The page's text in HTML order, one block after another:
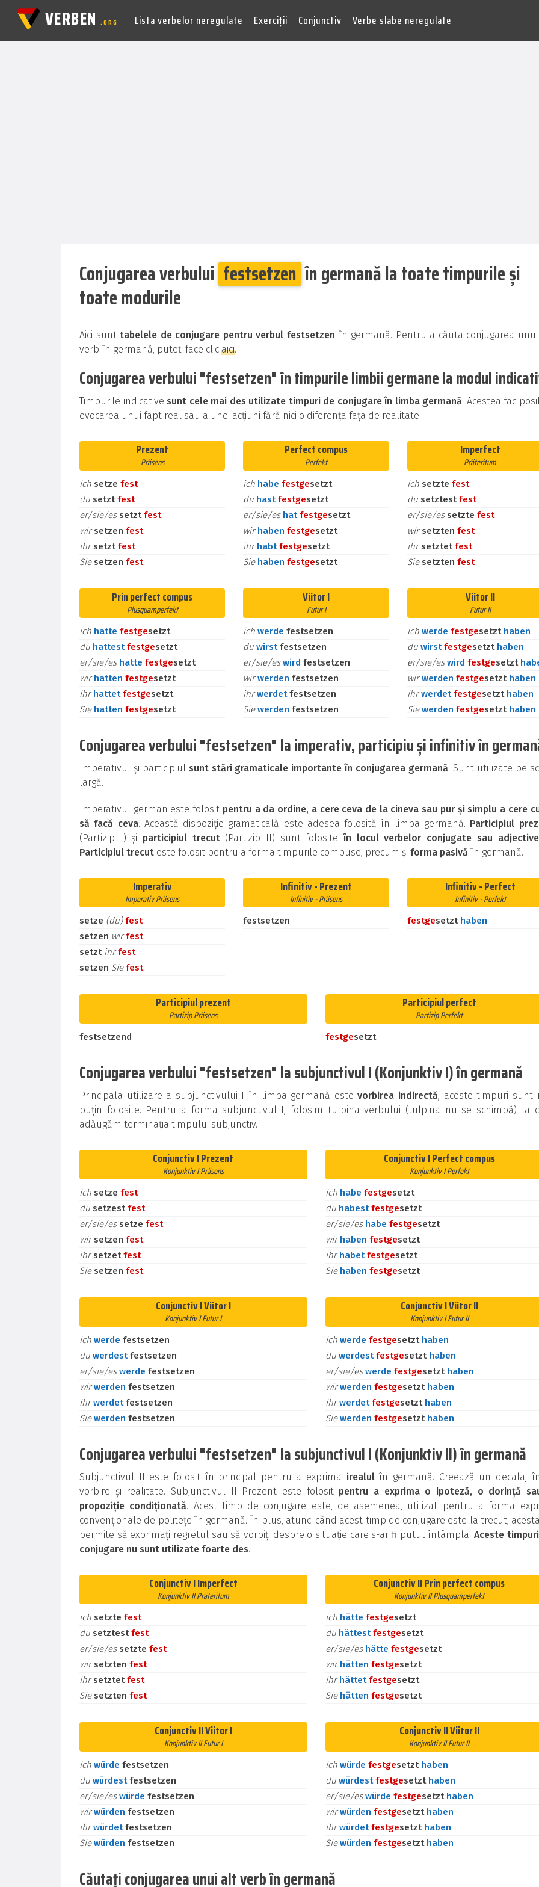
VERBEN.ORG Lista verbelor neregulate Exerciții Conjunctiv Verbe slabe neregulate
Conjugarea verbului festsetzen în germană la toate timpurile și
toate modurile
Aici sunttabelele de conjugare pentru verbul festsetzen în germană. Pentru a căuta conjugarea
verb în germană, puteți face clic aici.
Conjugarea verbului "festsetzen" în timpurile limbii germane la modul
Timpurile indicative sunt cele mai des utilizate timpuri de conjugare în limba germană. Acestea fac
evocarea unui fapt real sau a unei acțiuni fără nici o diferența fața de realitate.
Prezent
Präsens
ich setze fest
du setztfest
er/sie/es setztfest
wirsetzen fest
ihrsetztfest
Sie setzen fest
Perfect compus
Perfekt
ich habefestgesetzt
du hastfestgesetzt
er/sie/es hatfestgesetzt
wirhabenfestgesetzt
ihrhabtfestgesetzt
Sie habenfestgesetzt
Imperfect
Präteritum
ich setzte fest
du setztestfest
er/sie/es setzte fest
wirsetzten fest
ihrsetztetfest
Sie setzten fest
Prin perfect compus
Plusquamperfekt
ich hatte festgesetzt
du hattestfestgesetzt
er/sie/es hatte festgesetzt
wirhatten festgesetzt
ihrhattetfestgesetzt
Sie hatten festgesetzt
Viitor I
Futur I
ichwerdefestsetzen
duwirstfestsetzen
er/sie/eswirdfestsetzen
wirwerdenfestsetzen
ihrwerdetfestsetzen
Siewerdenfestsetzen
Viitor II
Futur II
ich werde festgesetzt haben
du wirstfestgesetzt haben
er/sie/eswird festgesetzt
wirwerden festgesetzt haben
ihrwerdetfestgesetzt haben
Siewerden festgesetzt haben
Conjugarea verbului "festsetzen" la imperativ, participiu și infinitiv în
Imperativul și participiul sunt stări gramaticale importante în conjugarea germană. Sunt utilizate pe
largă.
Imperativul german este folosit pentru a da ordine, a cere ceva de la cineva sau pur și simplu a cere
să facă ceva. Această dispoziție gramaticală este adesea folosită în limba germană. Participiul
(Partizip I) și participiul trecut(Partizip II) sunt folositeîn locul verbelor conjugate sau
Participiul trecut este folosit pentru a forma timpurile compuse, precum și forma pasivă în germană.
Imperativ
Imperativ Präsens
setze (du)fest
setzen wirfest
setzt ihrfest
setzen Siefest
Infinitiv - Prezent
Infinitiv - Präsens
festsetzen
Infinitiv - Perfect
Infinitiv - Perfekt
festgesetzt haben
Participiul prezent
Partizip Präsens
festsetzend
Participiul perfect
Partizip Perfekt
festgesetzt
Conjugarea verbului "festsetzen" la subjunctivul I (Konjunktiv I) în germană
Principala utilizare a subjunctivului I în limba germană estevorbirea indirectă, aceste timpuri sunt
puțin folosite. Pentru a forma subjunctivul I, folosim tulpina verbului (tulpina nu se schimbă) la
adăugăm terminația timpului subjunctiv.
Conjunctiv I Prezent
Konjunktiv I Präsens
ich setze fest
du setzestfest
er/sie/es setze fest
wirsetzen fest
ihrsetzetfest
Sie setzen fest
Conjunctiv I Perfect compus
Konjunktiv I Perfekt
ich habe festgesetzt
du habestfestgesetzt
er/sie/es habe festgesetzt
wirhaben festgesetzt
ihrhabetfestgesetzt
Sie haben festgesetzt
Conjunctiv I Viitor I
Konjunktiv I Futur I
ich werde festsetzen
du werdestfestsetzen
er/sie/eswerde festsetzen
wirwerden festsetzen
ihrwerdetfestsetzen
Siewerden festsetzen
Conjunctiv I Viitor II
Konjunktiv I Futur II
ich werde festgesetzt haben
du werdestfestgesetzt haben
er/sie/eswerde festgesetzt haben
wirwerden festgesetzt haben
ihrwerdetfestgesetzt haben
Siewerden festgesetzt haben
Conjugarea verbului "festsetzen" la subjunctivul I (Konjunktiv II) în germană
Subjunctivul II este folosit în principal pentru a exprima irealulîn germană. Creează un decalaj
vorbire și realitate. Subjunctivul II Prezent este folosit pentru a exprima o ipoteză, o dorință
propoziție condiționată. Acest timp de conjugare este, de asemenea, utilizat pentru a forma
convenționale de politețe în germană. În plus, atunci când acest timp de conjugare este la trecut,
permite să exprimați regretul sau să vorbiți despre o situație care s-ar fi putut întâmpla.Aceste
conjugare nu sunt utilizate foarte des.
Conjunctiv I Imperfect
Konjunktiv II Präteritum
ich setzte fest
du setztestfest
er/sie/es setzte fest
wirsetzten fest
ihrsetztetfest
Sie setzten fest
Conjunctiv II Prin perfect compus
Konjunktiv II Plusquamperfekt
ich hätte festgesetzt
du hättestfestgesetzt
er/sie/es hätte festgesetzt
wirhätten festgesetzt
ihrhättetfestgesetzt
Sie hätten festgesetzt
Conjunctiv II Viitor I
Konjunktiv II Futur I
ich würde festsetzen
du würdestfestsetzen
er/sie/eswürde festsetzen
wirwürden festsetzen
ihrwürdetfestsetzen
Siewürden festsetzen
Conjunctiv II Viitor II
Konjunktiv II Futur II
ich würde festgesetzt haben
du würdestfestgesetzt haben
er/sie/eswürde festgesetzt haben
wirwürden festgesetzt haben
ihrwürdetfestgesetzt haben
Siewürden festgesetzt haben
Căutați conjugarea unui alt verb în germană